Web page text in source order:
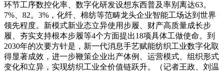
环节工序数控化率、数字化研发设想东西普及率别离达63。
7%、82。3%，化纤、棉纺等范畴龙头企业智能工场达到世界
领先程度。新模式新业态立异使用步履、财产高质量成长步
履、夯实支持根本步履等4个方面提出18项具体工做使命。到
2030年的次要方针是，新一代消息手艺赋能纺织工业数字化取
得显著成效，进一步鞭策企业出产体例、运营模式、组织形式
变化和立异，实现纺织工业全价值链跃升。（记者王政、刘温